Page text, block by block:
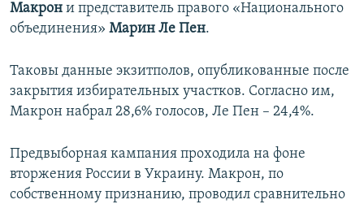
Макрон и представитель правого «Национального
объединения» Марин Ле Пен.
Таковы данные экзитполов, опубликованные после
закрытия избирательных участков. Согласно им,
Макрон набрал 28,6% голосов, Ле Пен – 24,4%.
Предвыборная кампания проходила на фоне
вторжения России в Украину. Макрон, по
собственному признанию, проводил сравнительно